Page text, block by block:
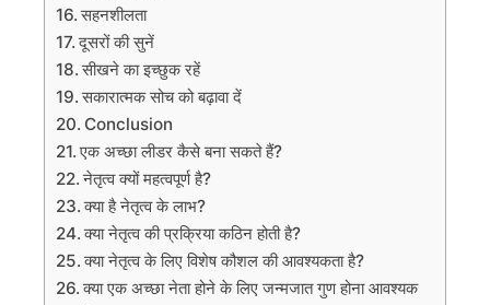
सहनशीलता
दूसरों की सुनें
सीखने का इच्छुक रहें
सकारात्मक सोच को बढ़ावा दें
Conclusion
एक अच्छा लीडर कैसे बना सकते हैं?
नेतृत्व क्यों महत्वपूर्ण है?
क्या है नेतृत्व के लाभ?
क्या नेतृत्व की प्रक्रिया कठिन होती है?
क्या नेतृत्व के लिए विशेष कौशल की आवश्यकता है?
क्या एक अच्छा नेता होने के लिए जन्मजात गुण होना आवश्यक